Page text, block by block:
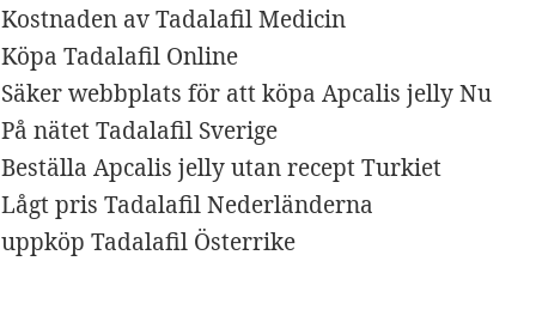
Kostnaden av Tadalafil Medicin
Köpa Tadalafil Online
Säker webbplats för att köpa Apcalis jelly Nu
På nätet Tadalafil Sverige
Beställa Apcalis jelly utan recept Turkiet
Lågt pris Tadalafil Nederländerna
uppköp Tadalafil Österrike